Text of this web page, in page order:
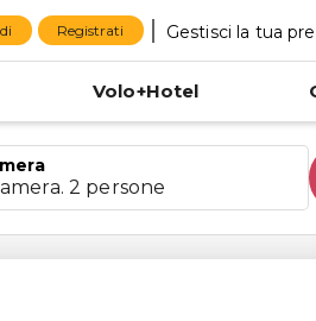
Registrati Gestisci la tua
Volo+Hotel
2 persone